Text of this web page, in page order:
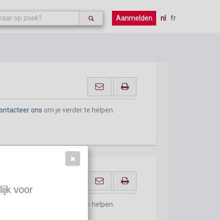
Aanmelden nl fr
ons om je verder te helpen.
ons om je verder te helpen.
om je verder te helpen.
voor